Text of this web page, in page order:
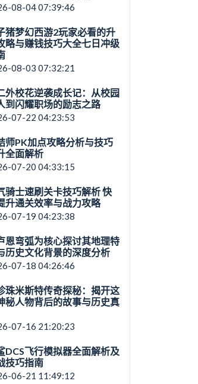
08-04 07:39:46
猪梦幻西游2玩家必看的升
略与赚钱技巧大全七日冲级
08-03 07:32:21
外校花逆袭成长记：从校园
到闪耀职场的励志之路
07-22 04:23:53
师PK加点攻略分析与技巧
全面解析
07-20 04:33:15
骑士速刷关卡技巧解析 快
升通关效率与战力攻略
07-19 04:23:38
恩弯弧为核心探讨其地理特
历史文化背景的深度分析
07-18 04:26:46
珠米斯特传奇探秘：揭开这
秘人物背后的故事与历史真
07-16 21:20:23
DCS飞行模拟器全面解析及
技巧指南
06-21 11:49:12